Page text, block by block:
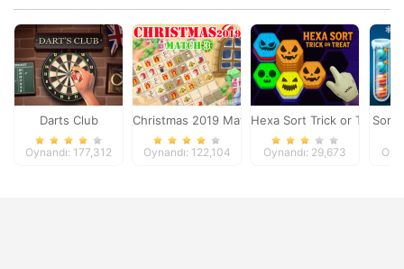
Darts Club
Oynandı: 177,312
Christmas 2019 Match 3
Oynandı: 122,104
Hexa Sort Trick or Treat
Oynandı: 29,673